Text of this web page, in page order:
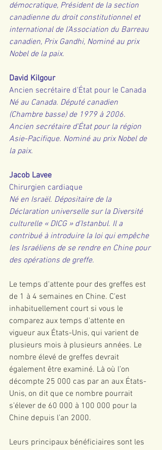
démocratique, Président de la section
canadienne du droit constitutionnel et
international de l’Association du Barreau
canadien, Prix Gandhi, Nominé au prix
Nobel de la paix.
David Kilgour
Ancien secrétaire d'État pour le Canada
Né au Canada. Député canadien
(Chambre basse) de 1979 à 2006.
Ancien secrétaire d'État pour la région
Asie-Pacifique. Nominé au prix Nobel de
la paix.
Jacob Lavee
Chirurgien cardiaque
Né en Israël. Dépositaire de la
Déclaration universelle sur la Diversité
culturelle « DICG » d’Istanbul. Il a
contribué à introduire la loi qui empêche
les Israéliens de se rendre en Chine pour
des opérations de greffe.
Le temps d'attente pour des greffes est
de 1 à 4 semaines en Chine. C'est
inhabituellement court si vous le
comparez aux temps d'attente en
vigueur aux États-Unis, qui varient de
plusieurs mois à plusieurs années. Le
nombre élevé de greffes devrait
également être examiné. Là où l’on
décompte 25 000 cas par an aux États-
Unis, on dit que ce nombre pourrait
s’élever de 60 000 à 100 000 pour la
Chine depuis l’an 2000.
Leurs principaux bénéficiaires sont les